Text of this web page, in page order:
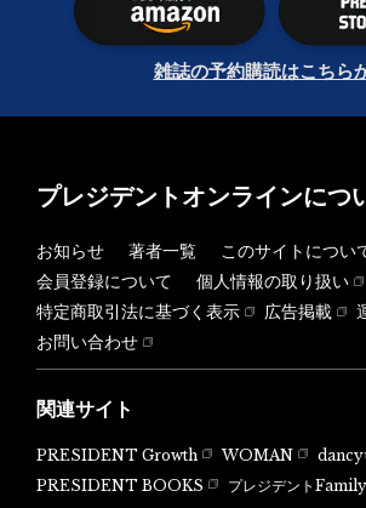
雑誌の予約購読はこちら
プレジデントオンラインにつ
お知らせ 著者一覧
このサイトについ
会員登録について
個人情報の取り扱い
特定商取引法に基づく表示
広告掲載
お問い合わせ
関連サイト
PRESIDENT Growth WOMAN
PRESIDENT BOOKS
プレジデント